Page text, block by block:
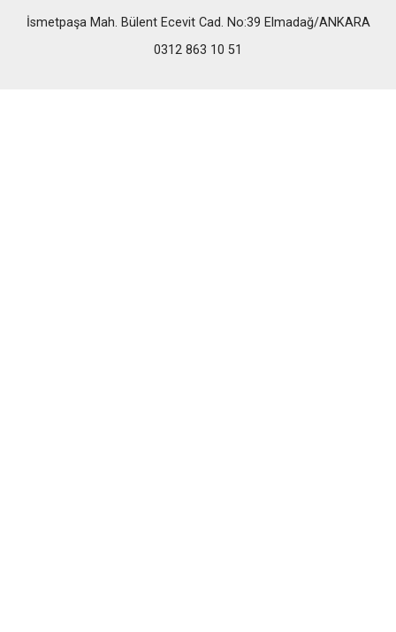
İsmetpaşa Mah. Bülent Ecevit Cad. No:39 Elmadağ/ANKARA
0312 863 10 51